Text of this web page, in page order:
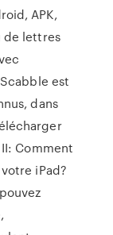
APK,
de lettres
est
dans
Comment
iPad?